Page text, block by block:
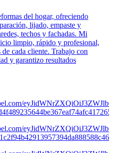
del hogar, ofreciendo
lijado, empaste y
techos y fachadas. Mi
limpio, rápido y profesional,
de cada cliente. Trabajo con
y garantizo resultados